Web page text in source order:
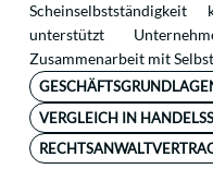
unterstützt
Zusammenarbeit mit
VERGLEICH IN